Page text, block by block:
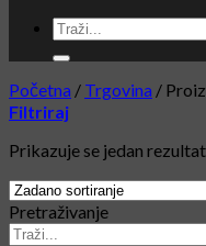
Početna / Trgovina /
Filtriraj
Prikazuje se jedan rezultat
Pretraživanje